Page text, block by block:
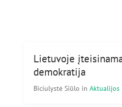
Lietuvoje
demokratija
Biciulystė Siūlo in Aktualijos